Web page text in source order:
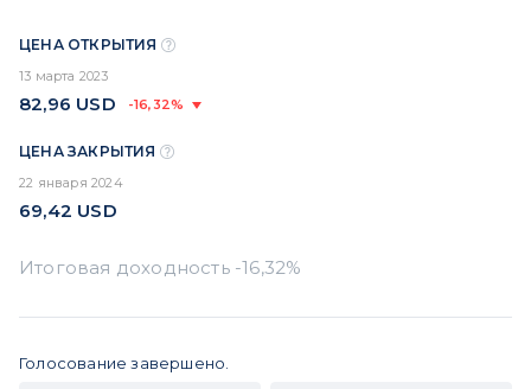
ЦЕНА ОТКРЫТИЯ
13 марта 2023
82,96 USD -16,32%
ЦЕНА ЗАКРЫТИЯ
22 января 2024
69,42 USD
Голосование завершено.